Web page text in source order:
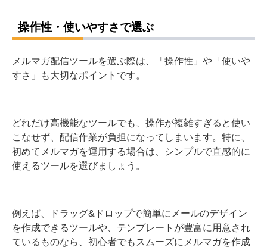
操作性・使いやすさで選ぶ
メルマガ配信ツールを選ぶ際は、「操作性」や「使いや
すさ」も大切なポイントです。
どれだけ高機能なツールでも、操作が複雑すぎると使い
こなせず、配信作業が負担になってしまいます。特に、
初めてメルマガを運用する場合は、シンプルで直感的に
使えるツールを選びましょう。
例えば、ドラッグ&ドロップで簡単にメールのデザイン
を作成できるツールや、テンプレートが豊富に用意され
ているものなら、初心者でもスムーズにメルマガを作成